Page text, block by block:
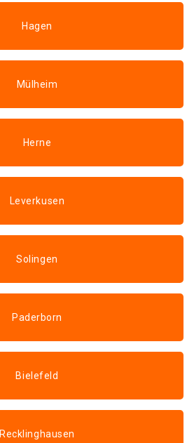
Hagen
Mülheim
Herne
Leverkusen
Solingen
Paderborn
Bielefeld
Recklinghausen